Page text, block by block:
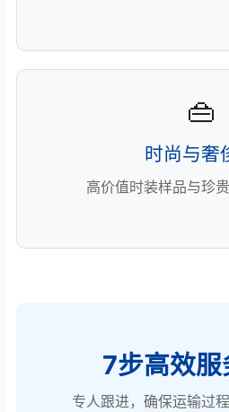
👜
时尚与奢
高价值时装样品与珍
7步高效
专人跟进，确保运输过